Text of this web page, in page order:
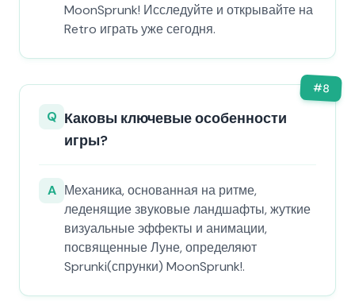
MoonSprunk! Исследуйте и открывайте на
Retro играть уже сегодня.
#8
Q Каковы ключевые особенности
игры?
A Механика, основанная на ритме,
леденящие звуковые ландшафты, жуткие
визуальные эффекты и анимации,
посвященные Луне, определяют
Sprunki(спрунки) MoonSprunk!.